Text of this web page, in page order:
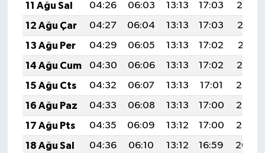
11 Ağu Sal
04:26 06:03 13:13 17:03
20:14
12 Ağu Çar
04:27 06:04 13:13 17:03
20:12
13 Ağu Per
04:29 06:05 13:13 17:02
20:11
14 Ağu Cum
04:30 06:06 13:13 17:02
20:10
15 Ağu Cts
04:32 06:07 13:13 17:01
20:08
16 Ağu Paz
04:33 06:08 13:13 17:00
20:07
17 Ağu Pts
04:35 06:09 13:12 17:00
20:06
18 Ağu Sal
04:36 06:10 13:12 16:59
20:04